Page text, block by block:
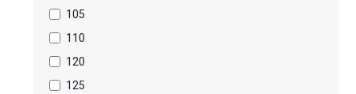
105
110
120
125